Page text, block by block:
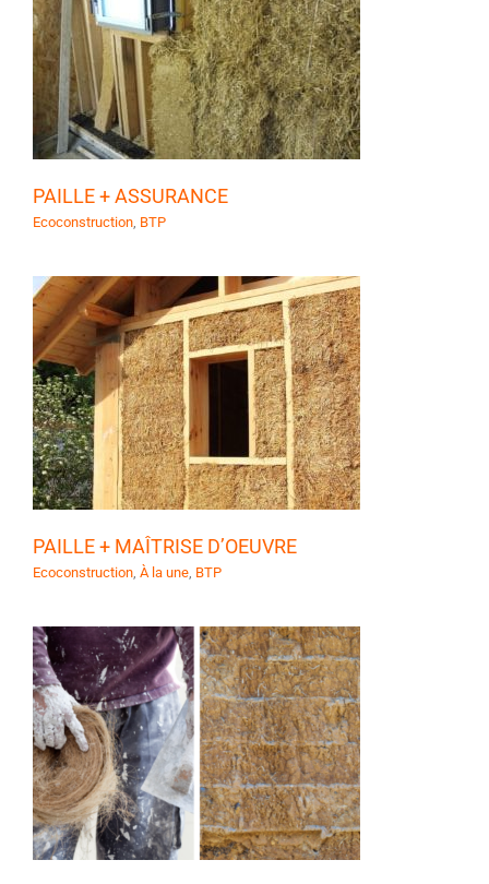
PAILLE + ASSURANCE
Ecoconstruction, BTP
PAILLE + MAÎTRISE D’OEUVRE
Ecoconstruction, À la une, BTP